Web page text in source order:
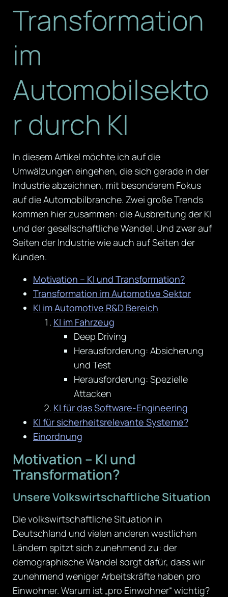
Transformation
im
Automobilsekto
r durch KI
In diesem Artikel möchte ich auf die
Umwälzungen eingehen, die sich gerade in der
Industrie abzeichnen, mit besonderem Fokus
auf die Automobilbranche. Zwei große Trends
kommen hier zusammen: die Ausbreitung der KI
und der gesellschaftliche Wandel. Und zwar auf
Seiten der Industrie wie auch auf Seiten der
Kunden.
Motivation – KI und Transformation?
Transformation im Automotive Sektor
KI im Automotive R&D Bereich
KI im Fahrzeug
Deep Driving
Herausforderung: Absicherung
und Test
Herausforderung: Spezielle
Attacken
KI für das Software-Engineering
KI für sicherheitsrelevante Systeme?
Einordnung
Motivation – KI und
Transformation?
Unsere Volkswirtschaftliche Situation
Die volkswirtschaftliche Situation in
Deutschland und vielen anderen westlichen
Ländern spitzt sich zunehmend zu: der
demographische Wandel sorgt dafür, dass wir
zunehmend weniger Arbeitskräfte haben pro
Einwohner. Warum ist „pro Einwohner“ wichtig?